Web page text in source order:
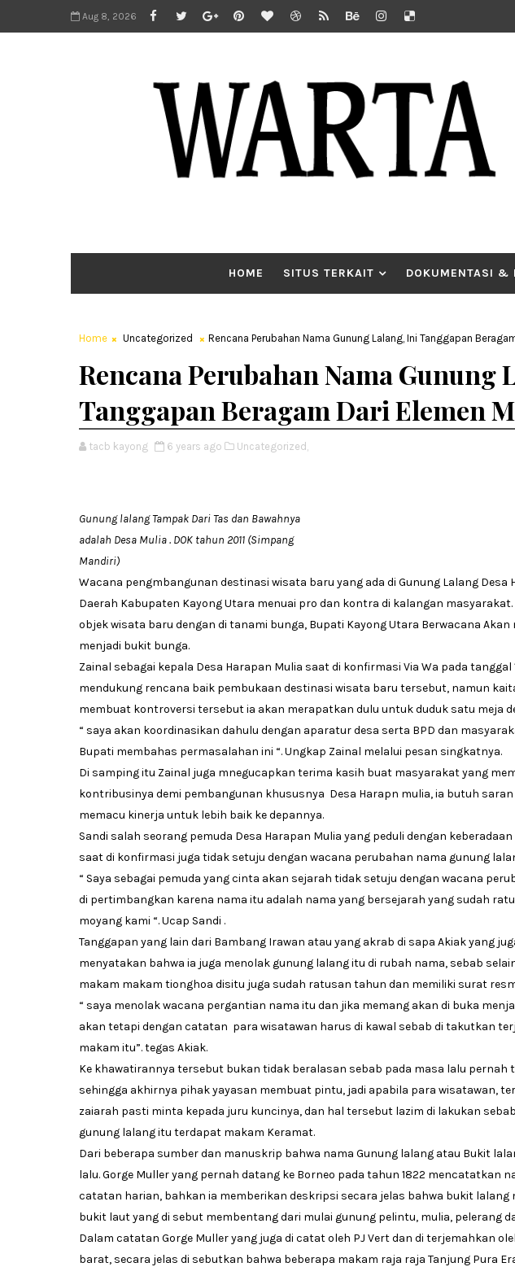
Aug 8, 2026
HOME SITUS TERKAIT DOKUMENTASI &
Home Uncategorized Rencana Perubahan Nama Gunung Lalang, Ini Tanggapan
Rencana Perubahan Nama Gunung
Tanggapan Beragam Dari Elemen
tacb kayong 6 years ago Uncategorized,
Gunung lalang Tampak Dari Tas dan Bawahnya
adalah Desa Mulia . DOK tahun 2011 (Simpang
Mandiri)
Wacana pengmbangunan destinasi wisata baru yang ada di Gunung Lalang Desa
Daerah Kabupaten Kayong Utara menuai pro dan kontra di kalangan
objek wisata baru dengan di tanami bunga, Bupati Kayong Utara Berwacana
menjadi bukit bunga.
Zainal sebagai kepala Desa Harapan Mulia saat di konfirmasi Via Wa pada
mendukung rencana baik pembukaan destinasi wisata baru tersebut, namun
membuat kontroversi tersebut ia akan merapatkan dulu untuk duduk satu meja
“ saya akan koordinasikan dahulu dengan aparatur desa serta BPD dan
Bupati membahas permasalahan ini “. Ungkap Zainal melalui pesan singkatnya.
Di samping itu Zainal juga mnegucapkan terima kasih buat masyarakat yang
kontribusinya demi pembangunan khususnya Desa Harapn mulia, ia butuh
memacu kinerja untuk lebih baik ke depannya.
Sandi salah seorang pemuda Desa Harapan Mulia yang peduli dengan
saat di konfirmasi juga tidak setuju dengan wacana perubahan nama gunung
“ Saya sebagai pemuda yang cinta akan sejarah tidak setuju dengan wacana
di pertimbangkan karena nama itu adalah nama yang bersejarah yang sudah
moyang kami “. Ucap Sandi .
Tanggapan yang lain dari Bambang Irawan atau yang akrab di sapa Akiak yang
menyatakan bahwa ia juga menolak gunung lalang itu di rubah nama, sebab
makam makam tionghoa disitu juga sudah ratusan tahun dan memiliki surat
“ saya menolak wacana pergantian nama itu dan jika memang akan di buka
akan tetapi dengan catatan para wisatawan harus di kawal sebab di takutkan
makam itu”. tegas Akiak.
Ke khawatirannya tersebut bukan tidak beralasan sebab pada masa lalu pernah
sehingga akhirnya pihak yayasan membuat pintu, jadi apabila para wisatawan,
zaiarah pasti minta kepada juru kuncinya, dan hal tersebut lazim di lakukan
gunung lalang itu terdapat makam Keramat.
Dari beberapa sumber dan manuskrip bahwa nama Gunung lalang atau Bukit
lalu. Gorge Muller yang pernah datang ke Borneo pada tahun 1822 mencatatkan
catatan harian, bahkan ia memberikan deskripsi secara jelas bahwa bukit lalang
bukit laut yang di sebut membentang dari mulai gunung pelintu, mulia, pelerang
Dalam catatan Gorge Muller yang juga di catat oleh PJ Vert dan di terjemahkan
barat, secara jelas di sebutkan bahwa beberapa makam raja raja Tanjung Pura